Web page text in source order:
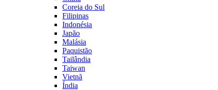
Coreia do Sul
Filipinas
Indonésia
Japão
Malásia
Paquistão
Tailândia
Taiwan
Vietnã
Índia